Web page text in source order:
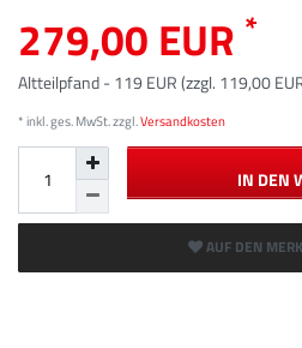
279,00 EUR *
Altteilpfand - 119 EUR (zzgl. 119,00
* inkl. ges. MwSt. zzgl.Versandkosten
IN DEN
AUF DEN